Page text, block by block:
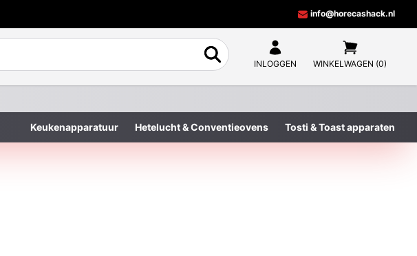
info@horecashack.nl
INLOGGEN WINKELWAGEN (0)
Keukenapparatuur Hetelucht & Conventieovens Tosti & Toast apparaten